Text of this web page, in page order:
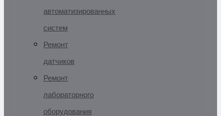
автоматизированных
систем
Ремонт
датчиков
Ремонт
лабораторного
оборудования